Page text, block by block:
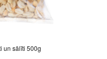
un sālīti 500g